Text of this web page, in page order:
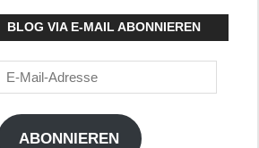
BLOG VIA E-MAIL ABONNIEREN
E-
Adresse
ABONNIEREN